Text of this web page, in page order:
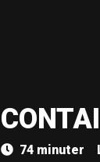
74 minuter